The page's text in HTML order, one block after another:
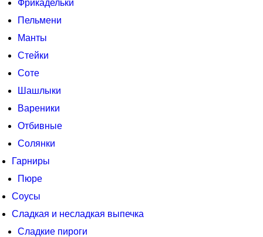
Фрикадельки
Пельмени
Манты
Стейки
Соте
Шашлыки
Вареники
Отбивные
Солянки
Гарниры
Пюре
Соусы
Сладкая и несладкая выпечка
Сладкие пироги